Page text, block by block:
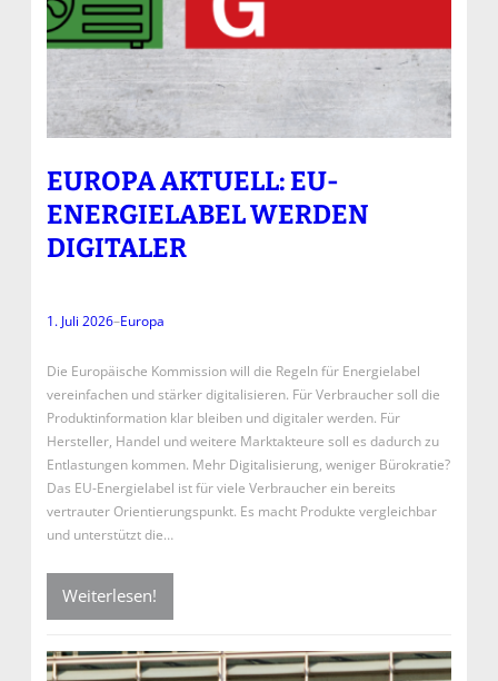
EUROPA AKTUELL: EU-
ENERGIELABEL WERDEN
DIGITALER
1. Juli 2026–Europa
Die Europäische Kommission will die Regeln für Energielabel
vereinfachen und stärker digitalisieren. Für Verbraucher soll die
Produktinformation klar bleiben und digitaler werden. Für
Hersteller, Handel und weitere Marktakteure soll es dadurch zu
Entlastungen kommen. Mehr Digitalisierung, weniger Bürokratie?
Das EU-Energielabel ist für viele Verbraucher ein bereits
vertrauter Orientierungspunkt. Es macht Produkte vergleichbar
und unterstützt die…
Weiterlesen!